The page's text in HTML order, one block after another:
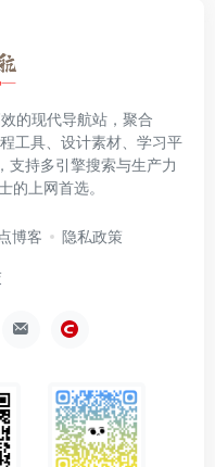
的现代导航站，聚合
工具、设计素材、学习平
支持多引擎搜索与生产力
的上网首选。
博客 隐私政策